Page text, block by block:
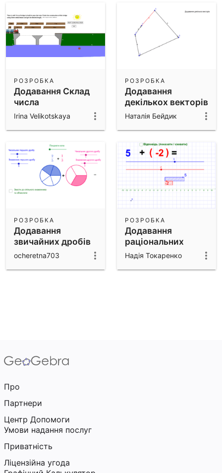
Додавання Склад
числа
РОЗРОБКА
Irina Velikotskaya
Додавання
декількох векторів
РОЗРОБКА
Наталія Бейдик
Додавання
звичайних дробів
РОЗРОБКА
ocheretna703
Додавання
раціональних
чисел
РОЗРОБКА
Надія Токаренко
Про
Партнери
Центр Допомоги
Умови надання послуг
Приватність
Ліцензійна угода